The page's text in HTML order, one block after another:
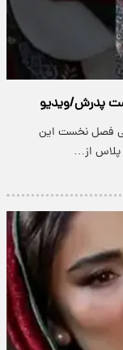
پدرش/ویدیو
فصل نخست این
پلاس از…